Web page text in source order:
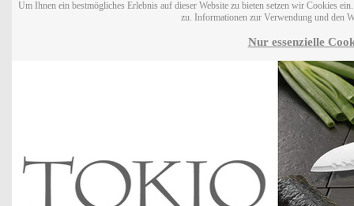
Um Ihnen ein bestmögliches Erlebnis auf dieser Website zu bieten setzen wir Cookies
zu. Informationen zur Verwendung und den
Nur essenzielle